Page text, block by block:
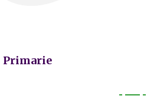
Primarie